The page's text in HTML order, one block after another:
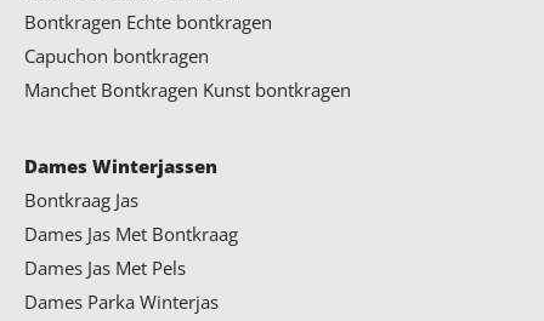
Bontkragen Echte bontkragen
Capuchon bontkragen
Manchet Bontkragen Kunst bontkragen
Dames Winterjassen
Bontkraag Jas
Dames Jas Met Bontkraag
Dames Jas Met Pels
Dames Parka Winterjas